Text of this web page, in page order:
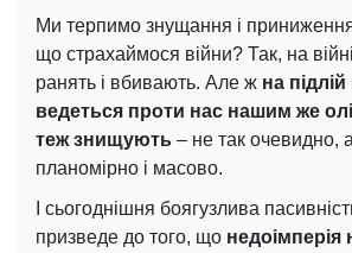
Ми терпимо знущання і
що страхаймося війни? Так, на
ранять і вбивають. Але ж на
ведеться проти нас нашим же
теж знищують – не так очевидно,
планомірно і масово.
І сьогоднішня боягузлива
призведе до того, що недоімперія